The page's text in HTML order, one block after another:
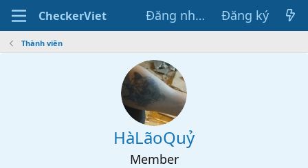
CheckerViet Đăng nhập Đăng ký
Thành viên
HàLãoQuỷ
Member